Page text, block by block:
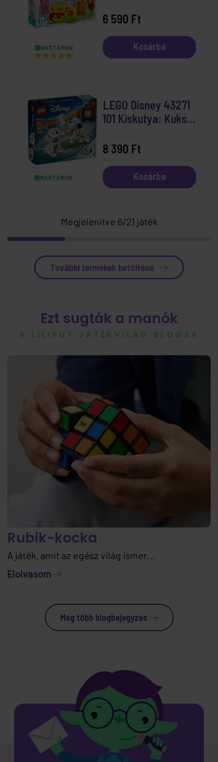
RAKTÁRON
6 590 Ft
Kosárba
RAKTÁRON
LEGO Disney 43271
101 Kiskutya: Kuksi
Dalmatakölykök
8 390 Ft
Kosárba
Megjelenítve 6/21 játék
További termékek betöltése
Ezt sugták a manók
A LILIPUT JÁTÉKVILÁG BLOGJA
Rubik-kocka
A játék, amit az egész világ ismer...
Elolvasom
Még több blogbejegyzés